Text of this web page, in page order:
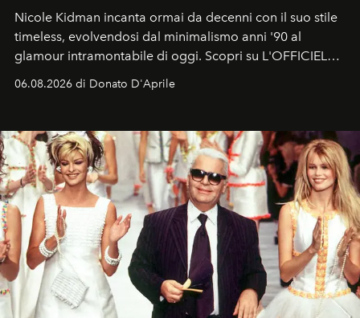
Nicole Kidman incanta ormai da decenni con il suo stile
timeless, evolvendosi dal minimalismo anni '90 al
glamour intramontabile di oggi. Scopri su L'OFFICIEL
Italia la sua style evolution.
06.08.2026 di Donato D'Aprile